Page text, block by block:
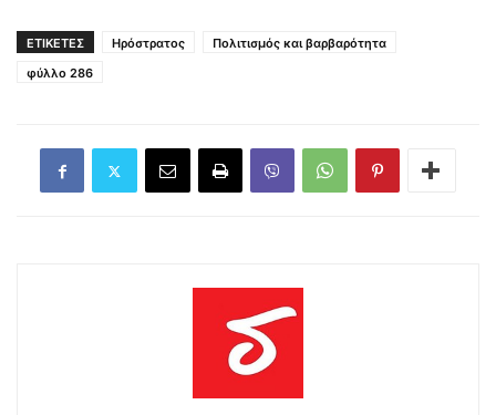
ΕΤΙΚΕΤΕΣ Ηρόστρατος
Πολιτισμός και βαρβαρότητα
φύλλο 286